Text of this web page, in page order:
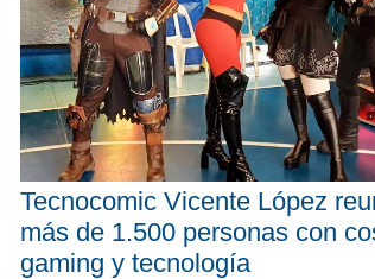
Tecnocomic Vicente López
más de 1.500 personas con
gaming y tecnología